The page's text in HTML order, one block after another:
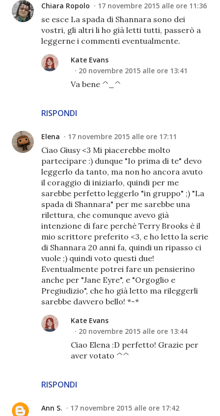
Chiara Ropolo 17 novembre 2015 alle ore 11:36
se esce La spada di Shannara sono dei
vostri, gli altri li ho già letti tutti, passerò a
leggerne i commenti eventualmente.
RISPONDI
Kate Evans
20 novembre 2015 alle ore 13:41
Va bene ^_^
Elena 17 novembre 2015 alle ore 17:11
Ciao Giusy <3 Mi piacerebbe molto
partecipare :) dunque "Io prima di te" devo
leggerlo da tanto, ma non ho ancora avuto
il coraggio di iniziarlo, quindi per me
sarebbe perfetto leggerlo "in gruppo" ;) "La
spada di Shannara" per me sarebbe una
rilettura, che comunque avevo già
intenzione di fare perchè Terry Brooks è il
mio scrittore preferito <3, e ho letto la serie
di Shannara 20 anni fa, quindi un ripasso ci
vuole ;) quindi voto questi due!
Eventualmente potrei fare un pensierino
anche per "Jane Eyre", e "Orgoglio e
Pregiudizio", che ho già letto ma rileggerli
sarebbe davvero bello! *-*
RISPONDI
Kate Evans
20 novembre 2015 alle ore 13:44
Ciao Elena :D perfetto! Grazie per
aver votato ^^
Ann S. 17 novembre 2015 alle ore 17:42